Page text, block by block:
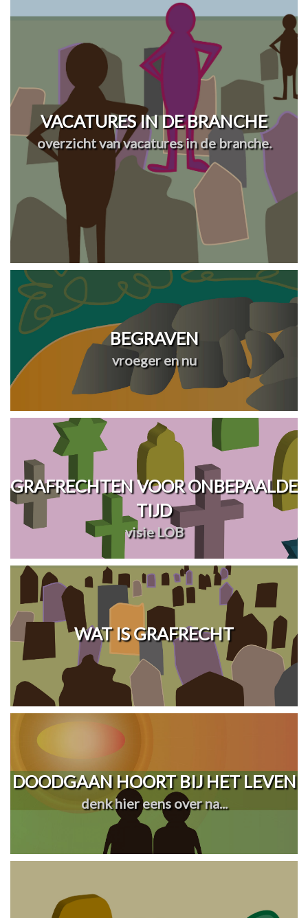
VACATURES IN DE BRANCHE
overzicht van vacatures in de branche.
BEGRAVEN
vroeger en nu
GRAFRECHTEN VOOR ONBEPAALDE
TIJD
visie LOB
WAT IS GRAFRECHT
DOODGAAN HOORT BIJ HET LEVEN
denk hier eens over na...